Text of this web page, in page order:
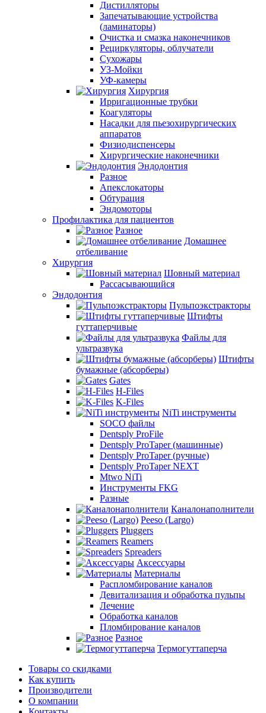
Дистилляторы
Запечатывающие устройства
(ламинаторы)
Очистка и смазка наконечников
Рециркуляторы, облучатели
Сухожары
УЗ-Мойки
УФ-камеры
Хирургия
Ирригационные трубки
Коагуляторы
Насадки для пьезохирургических
аппаратов
Физиодиспенсеры
Хирургические наконечники
Эндодонтия
Разное
Апекслокаторы
Обтурация
Эндомоторы
Профилактика для пациентов
Разное
Домашнее
отбеливание
Хирургия
Шовный материал
Рассасывающийся
Эндодонтия
Пульпоэкстракторы
Штифты
гуттаперчивые
Файлы для
ультразвука
Штифты
бумажные (абсорберы)
Gates
H-Files
K-Files
NiTi инструменты
SOCO файлы
Dentsply ProFile
Dentsply ProTaper (машинные)
Dentsply ProTaper (ручные)
Dentsply ProTaper NEXT
Mtwo NiTi
Инструменты FKG
Разные
Каналонаполнители
Peeso (Largo)
Pluggers
Reamers
Spreaders
Аксессуары
Материалы
Распломбирование каналов
Девитализация и обработка пульпы
Лечение
Обработка каналов
Пломбирование каналов
Разное
Термогуттаперча
Товары со скидками
Как купить
Производители
О компании